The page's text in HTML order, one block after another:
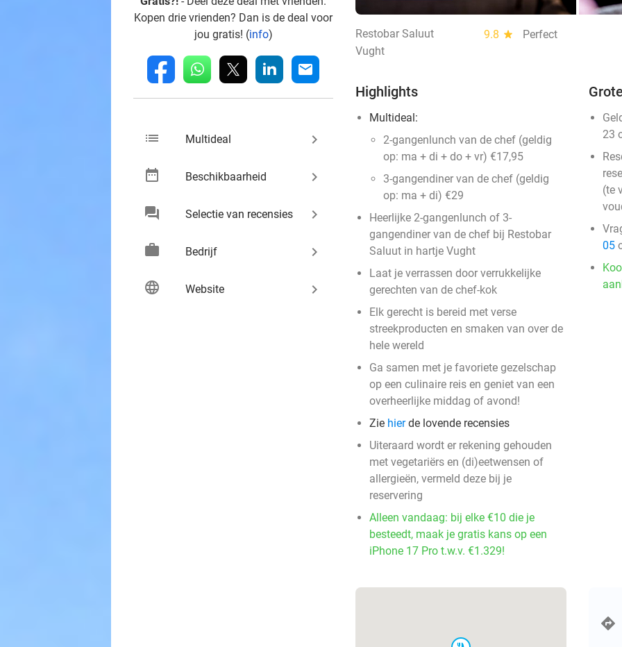
Kopen drie vrienden? Dan is de deal voor
jou gratis! (info)
fb whatsapp linkedin mail
list Multideal keyboard_arrow_right
date_range Beschikbaarheid keyboard_arrow_right
chat Selectie van recensies keyboard_arrow_right
work Bedrijf keyboard_arrow_right
language Website keyboard_arrow_right
Restobar Saluut 9.8 star
Perfect
Vught
Highlights
Multideal:
2-gangenlunch van de chef (geldig
op: ma + di + do + vr) €17,95
3-gangendiner van de chef (geldig
op: ma + di) €29
Heerlijke 2-gangenlunch of 3-
gangendiner van de chef bij Restobar
Saluut in hartje Vught
Laat je verrassen door verrukkelijke
gerechten van de chef-kok
Elk gerecht is bereid met verse
streekproducten en smaken van over de
hele wereld
Ga samen met je favoriete gezelschap
op een culinaire reis en geniet van een
overheerlijke middag of avond!
Zie hierde lovende recensies
Uiteraard wordt er rekening gehouden
met vegetariërs en (di)eetwensen of
allergieën, vermeld deze bij je
reservering
Alleen vandaag: bij elke €10 die je
besteedt, maak je gratis kans op een
iPhone 17 Pro t.w.v. €1.329!
23
(te
05